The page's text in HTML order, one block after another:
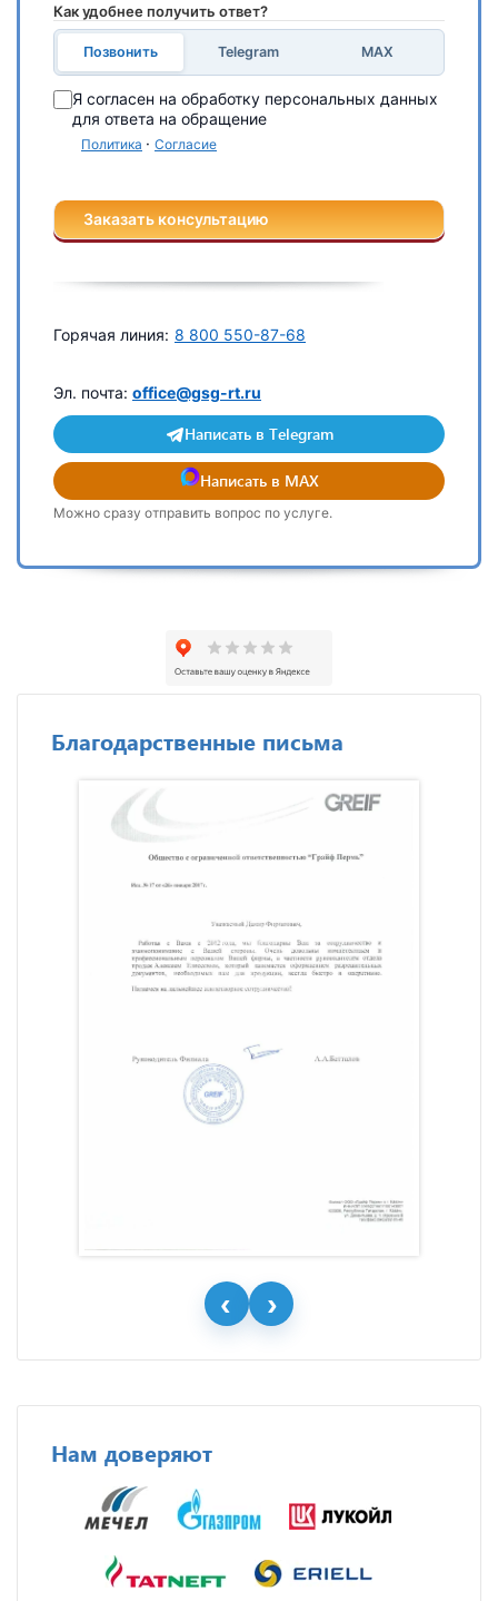
Как удобнее получить ответ?
Позвонить Telegram MAX
Я согласен на обработку персональных данных
для ответа на обращение
Политика · Согласие
Заказать консультацию
Горячая линия: 8 800 550-87-68
Эл. почта: office@gsg-rt.ru
Написать в Telegram
Написать в MAX
Можно сразу отправить вопрос по услуге.
Благодарственные письма
Нам доверяют